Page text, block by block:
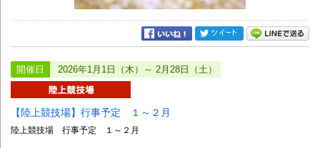
開催日 2026年1月1日（木）～ 2月28日（土）
【陸上競技場】行事予定 １～２月
陸上競技場 行事予定 １～２月